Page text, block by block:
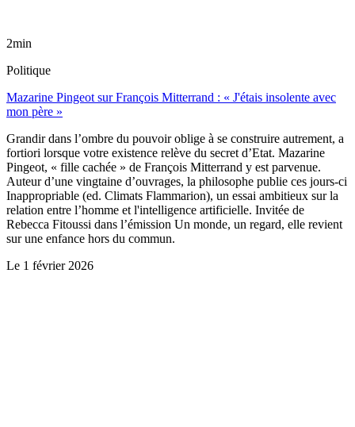
2min
Politique
Mazarine Pingeot sur François Mitterrand : « J'étais insolente avec
mon père »
Grandir dans l’ombre du pouvoir oblige à se construire autrement, a
fortiori lorsque votre existence relève du secret d’Etat. Mazarine
Pingeot, « fille cachée » de François Mitterrand y est parvenue.
Auteur d’une vingtaine d’ouvrages, la philosophe publie ces jours-ci
Inappropriable (ed. Climats Flammarion), un essai ambitieux sur la
relation entre l’homme et l'intelligence artificielle. Invitée de
Rebecca Fitoussi dans l’émission Un monde, un regard, elle revient
sur une enfance hors du commun.
Le 1 février 2026